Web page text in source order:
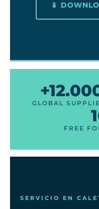
📱
GLOBAL
FREE
SERVICIO EN